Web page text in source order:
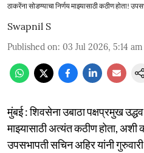
ठाकरेंना सोडण्याचा निर्णय माझ्यासाठी कठीण होता!
Swapnil S
Published on: 03 Jul 2026, 5:14 am
मुंबई : शिवसेना उबाठा पक्षप्रमुख
माझ्यासाठी अत्यंत कठीण होता, अशी
उपसभापती सचिन अहिर यांनी